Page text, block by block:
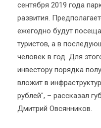
сентября 2019 года
развития.
ежегодно будут
туристов, а в
человек в год. Для
инвестору порядка
вложит в
рублей", – рассказал
Дмитрий Овсянников.